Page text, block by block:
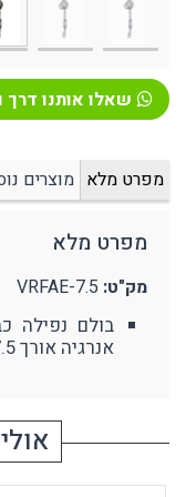
שאלו אותנו דרך
מפרט מלא מוצרים
מפרט מלא
מק"ט: VRFAE-7.5
בולם נפילה
אנרגיה אורך 7.5 מטר תוצרת VIRAJ